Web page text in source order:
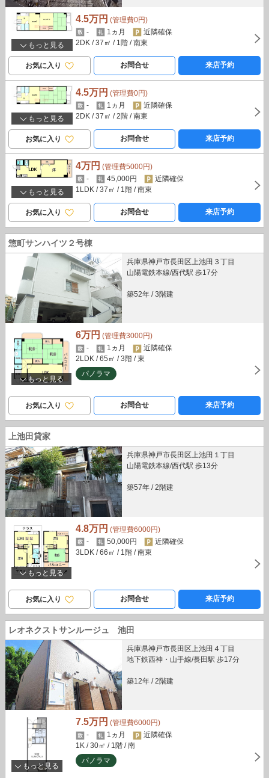
もっと見る
4.5万円 (管理費0円)
-
1ヵ月
近隣確保
2DK / 37㎡ / 1階 / 南東
お気に入り お問合せ 来店予約
もっと見る
4.5万円 (管理費0円)
-
1ヵ月
近隣確保
2DK / 37㎡ / 2階 / 南東
お気に入り お問合せ 来店予約
もっと見る
4万円 (管理費5000円)
-
45,000円
近隣確保
1LDK / 37㎡ / 1階 / 南東
お気に入り お問合せ 来店予約
惣町サンハイツ２号棟
兵庫県神戸市長田区上池田３丁目
山陽電鉄本線/西代駅 歩17分
築52年 / 3階建
もっと見る
6万円 (管理費3000円)
-
1ヵ月
近隣確保
2LDK / 65㎡ / 3階 / 東
パノラマ
お気に入り お問合せ 来店予約
上池田貸家
兵庫県神戸市長田区上池田１丁目
山陽電鉄本線/西代駅 歩13分
築57年 / 2階建
もっと見る
4.8万円 (管理費6000円)
-
50,000円
近隣確保
3LDK / 66㎡ / 1階 / 南東
お気に入り お問合せ 来店予約
レオネクストサンルージュ 池田
兵庫県神戸市長田区上池田４丁目
地下鉄西神・山手線/長田駅 歩17分
築12年 / 2階建
もっと見る
7.5万円 (管理費6000円)
-
1ヵ月
近隣確保
1K / 30㎡ / 1階 / 南
パノラマ